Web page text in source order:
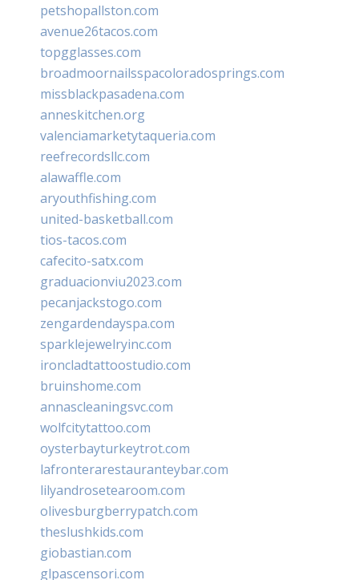
petshopallston.com
avenue26tacos.com
topgglasses.com
broadmoornailsspacoloradosprings.com
missblackpasadena.com
anneskitchen.org
valenciamarketytaqueria.com
reefrecordsllc.com
alawaffle.com
aryouthfishing.com
united-basketball.com
tios-tacos.com
cafecito-satx.com
graduacionviu2023.com
pecanjackstogo.com
zengardendayspa.com
sparklejewelryinc.com
ironcladtattoostudio.com
bruinshome.com
annascleaningsvc.com
wolfcitytattoo.com
oysterbayturkeytrot.com
lafronterarestauranteybar.com
lilyandrosetearoom.com
olivesburgberrypatch.com
theslushkids.com
giobastian.com
glpascensori.com